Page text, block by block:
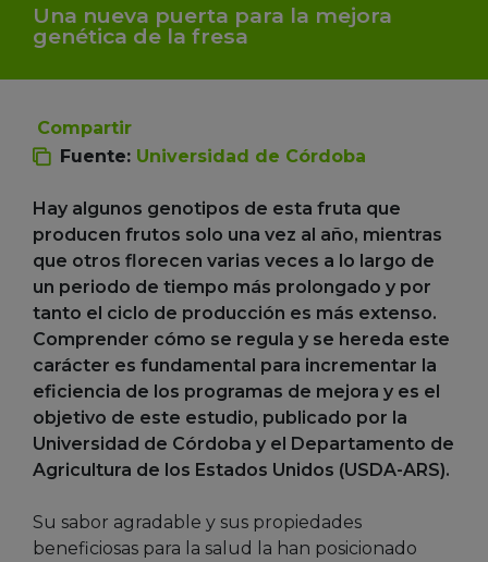
Una nueva puerta para la mejora
genética de la fresa
Compartir
Fuente: Universidad de Córdoba
Hay algunos genotipos de esta fruta que
producen frutos solo una vez al año, mientras
que otros florecen varias veces a lo largo de
un periodo de tiempo más prolongado y por
tanto el ciclo de producción es más extenso.
Comprender cómo se regula y se hereda este
carácter es fundamental para incrementar la
eficiencia de los programas de mejora y es el
objetivo de este estudio, publicado por la
Universidad de Córdoba y el Departamento de
Agricultura de los Estados Unidos (USDA-ARS).
Su sabor agradable y sus propiedades
beneficiosas para la salud la han posicionado